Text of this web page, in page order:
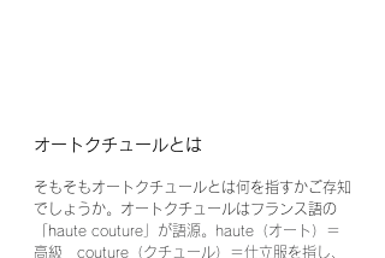
オートクチュールとは
そもそもオートクチュールとは何を指すかご存知
でしょうか。オートクチュールはフランス語の
「haute couture」が語源。haute（オート）＝
高級　couture（クチュール）＝仕立服を指し、